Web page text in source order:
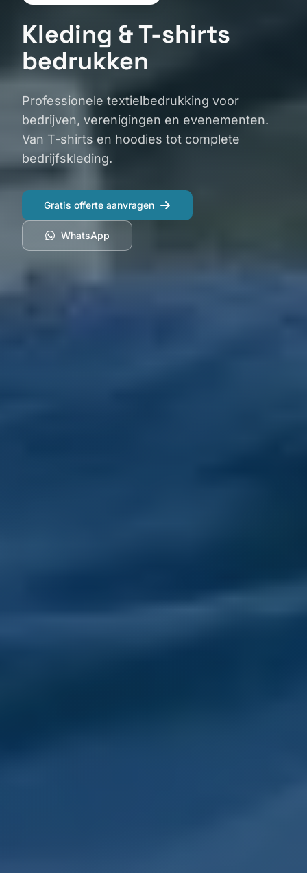
Kleding & T-shirts
bedrukken
Professionele textielbedrukking voor
bedrijven, verenigingen en evenementen.
Van T-shirts en hoodies tot complete
bedrijfskleding.
Gratis offerte aanvragen
WhatsApp